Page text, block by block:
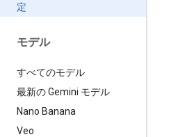
定
モデル
すべてのモデル
最新の Gemini モデル
Nano Banana
Veo